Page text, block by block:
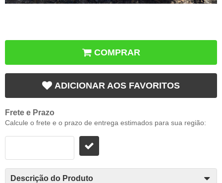
COMPRAR
ADICIONAR AOS FAVORITOS
Frete e Prazo
Calcule o frete e o prazo de entrega estimados para sua região:
Descrição do Produto